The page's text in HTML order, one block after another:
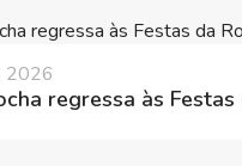
2026
regressa às